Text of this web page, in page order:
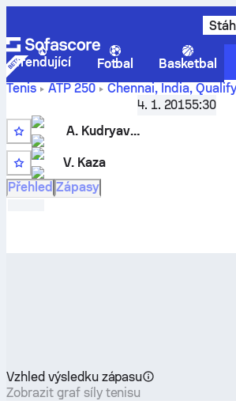
Trendující Fotbal Basketbal
Tenis
ATP 250 Chennai, India,
Alexander Kudryavtsevvs Vinayak
skóre a porovnání výsledků
4. 1. 20155:30
2
A. Kudryavtsev
V. Kaza
Přehled Zápasy
Vzhled výsledku zápasu
Zobrazit graf síly tenisu